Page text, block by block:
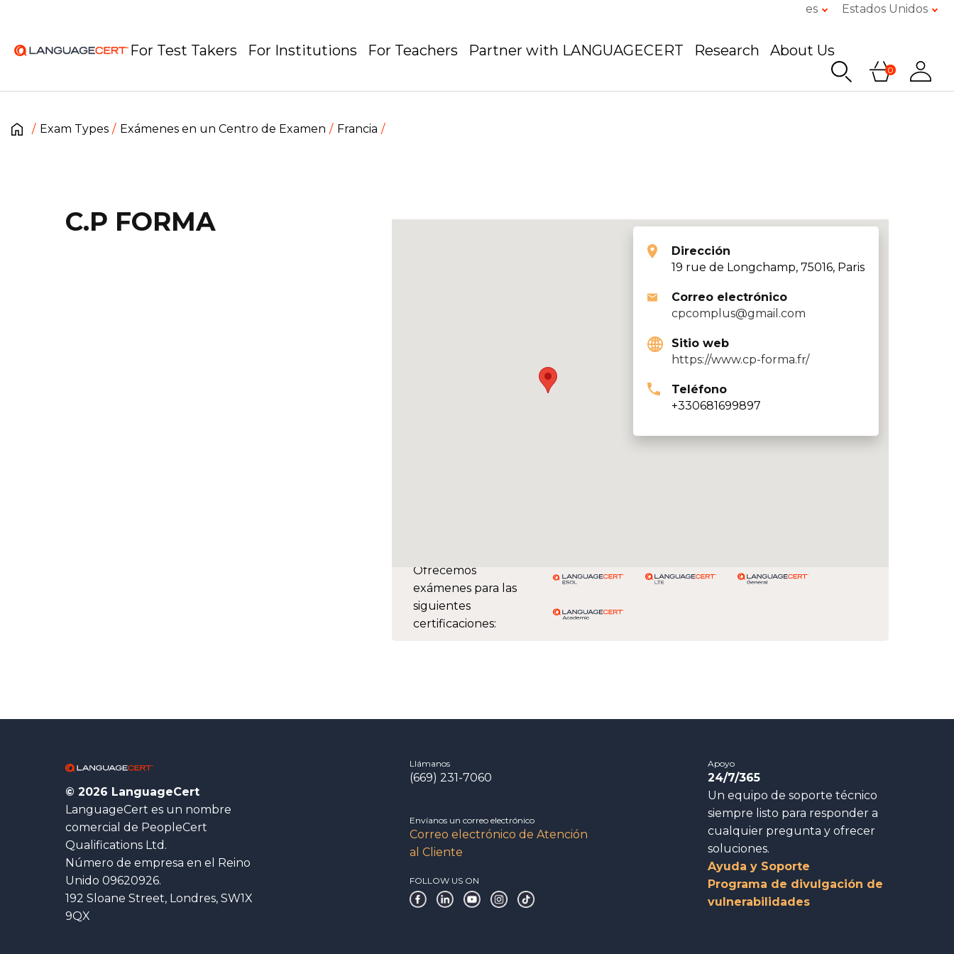
es Estados Unidos
For Test Takers For Institutions For Teachers Partner with LANGUAGECERT Research About Us
0
Exam Types Exámenes en un Centro de Examen Francia
Ofrecemos
exámenes para las
siguientes
certificaciones:
Dirección
19 rue de Longchamp, 75016, Paris
Correo electrónico
cpcomplus@gmail.com
Sitio web
https://www.cp-forma.fr/
Teléfono
+330681699897
C.P FORMA
© 2026 LanguageCert
LanguageCert es un nombre
comercial de PeopleCert
Qualifications Ltd.
Número de empresa en el Reino
Unido 09620926.
192 Sloane Street, Londres, SW1X
9QX
Llámanos
(669) 231-7060
Envíanos un correo electrónico
Correo electrónico de Atención
al Cliente
FOLLOW US ON
Apoyo
24/7/365
Un equipo de soporte técnico
siempre listo para responder a
cualquier pregunta y ofrecer
soluciones.
Ayuda y Soporte
Programa de divulgación de
vulnerabilidades